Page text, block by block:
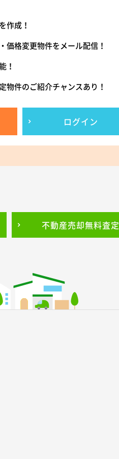
作成！
価格変更物件をメール配信！
！
物件のご紹介チャンスあり！
ログイン
不動産売却無料査定